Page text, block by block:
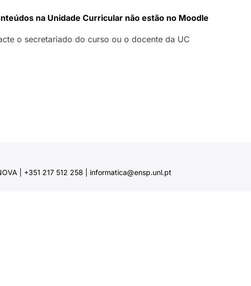
na Unidade Curricular não estão no Moodle
o secretariado do curso ou o docente da UC
| +351 217 512 258 | informatica@ensp.unl.pt